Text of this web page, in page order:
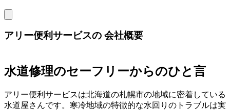
アリー便利サービスの 会社概要
水道修理のセーフリーからのひと言
アリー便利サービスは北海道の札幌市の地域に密着している
水道屋さんです。寒冷地域の特徴的な水回りのトラブルは実